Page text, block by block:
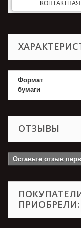
Формат
бумаги
ОТЗЫВЫ
Оставьте отзыв
ПРИОБРЕЛИ: